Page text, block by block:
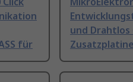
für
und Drahtlos
Zusatzplatine